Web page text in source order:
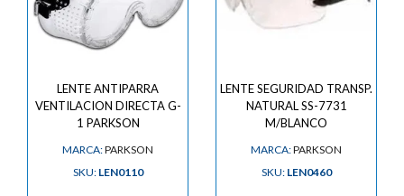
LENTE ANTIPARRA
VENTILACION DIRECTA G-
1 PARKSON
MARCA:PARKSON
SKU: LEN0110
LENTE SEGURIDAD TRANSP.
NATURAL SS-7731
M/BLANCO
MARCA:PARKSON
SKU: LEN0460